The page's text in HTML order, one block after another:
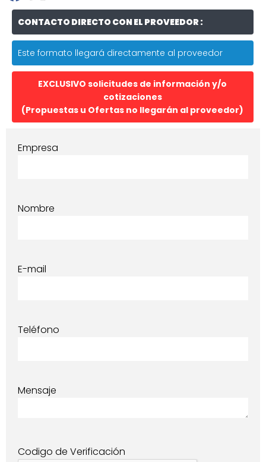
CONTACTO DIRECTO CON EL PROVEEDOR :
Este formato llegará directamente al proveedor
EXCLUSIVO solicitudes de información y/o
cotizaciones
(Propuestas u Ofertas no llegarán al proveedor)
Empresa
Nombre
E-mail
Teléfono
Mensaje
Codigo de Verificación